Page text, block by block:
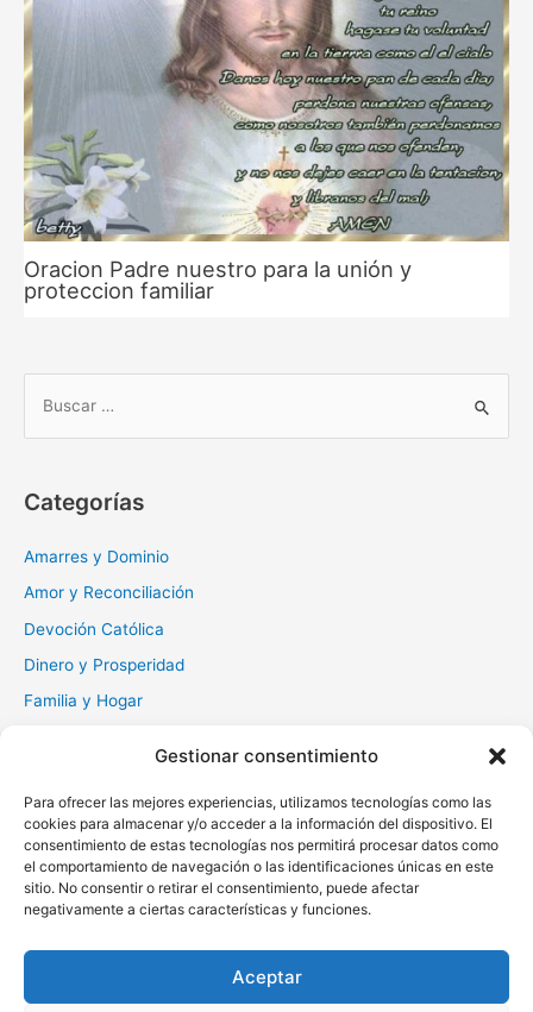
Gestionar consentimiento
Para ofrecer las mejores experiencias, utilizamos tecnologías como las
cookies para almacenar y/o acceder a la información del dispositivo. El
consentimiento de estas tecnologías nos permitirá procesar datos como
el comportamiento de navegación o las identificaciones únicas en este
sitio. No consentir o retirar el consentimiento, puede afectar
negativamente a ciertas características y funciones.
Aceptar
Oracion Padre nuestro para la unión y
proteccion familiar
a
r
Categorías
Amarres y Dominio
Amor y Reconciliación
Devoción Católica
Dinero y Prosperidad
Familia y Hogar
Muerte y Difuntos
Oraciones Diarias
Otras
Protección y Liberación
Salud y Sanación